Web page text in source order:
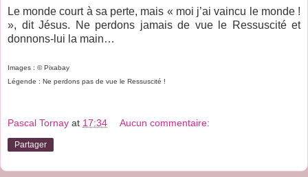
Le monde court à sa perte, mais « moi j’ai vaincu le monde !
», dit Jésus. Ne perdons jamais de vue le Ressuscité et
donnons-lui la main…
Images : © Pixabay
Légende : Ne perdons pas de vue le Ressuscité !
Pascal Tornay at 17:34 Aucun commentaire:
Partager